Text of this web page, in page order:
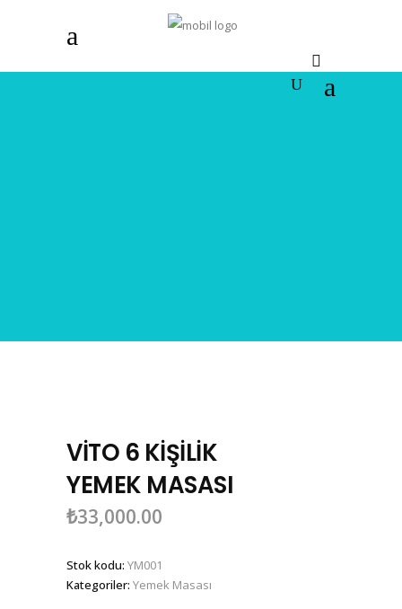
VİTO 6 KİŞİLİK
YEMEK MASASI
₺33,000.00
Stok kodu: YM001
Kategoriler: Yemek Masası